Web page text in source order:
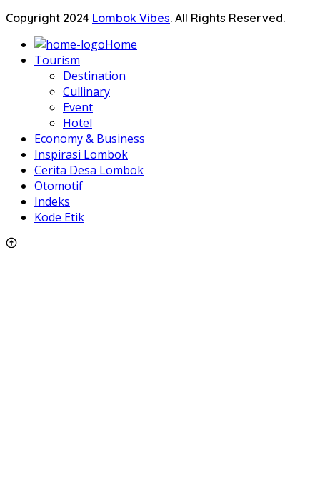
Copyright 2024 Lombok Vibes. All Rights Reserved.
Home
Tourism
Destination
Cullinary
Event
Hotel
Economy & Business
Inspirasi Lombok
Cerita Desa Lombok
Otomotif
Indeks
Kode Etik